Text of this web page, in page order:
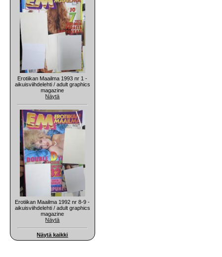
Erotiikan Maailma 1993 nr 1 -
aikuisviihdelehti / adult graphics
magazine
Näytä
Erotiikan Maailma 1992 nr 8-9 -
aikuisviihdelehti / adult graphics
magazine
Näytä
Näytä kaikki